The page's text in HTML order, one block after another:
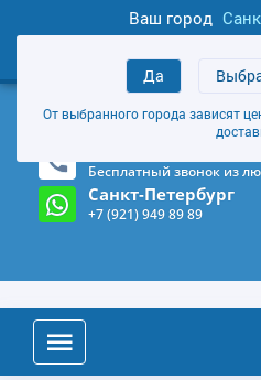
Ваш город
Да
От выбранного города зависят
товаров
+7 (921) 949 89 89
Магазин и склад в Санкт-
Бесплатный звонок из
Санкт-Петербург
+7 (921) 949 89 89